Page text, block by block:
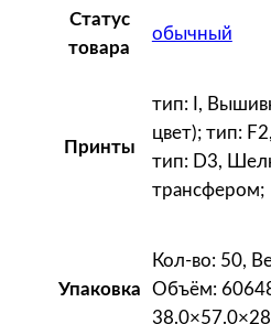
Статус
товара
обычный
Принты
тип: I,
цвет); тип:
тип: D3,
трансфером;
Упаковка
Кол-во: 50,
Объём: